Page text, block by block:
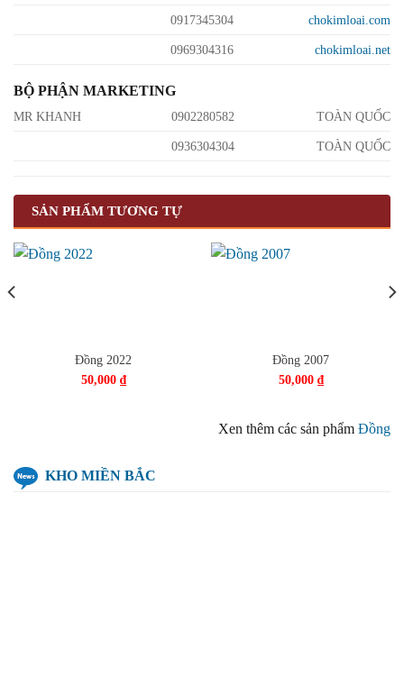
0917345304 chokimloai.com
0969304316 chokimloai.net
BỘ PHẬN MARKETING
MR KHANH 0902280582 TOÀN QUỐC
0936304304 TOÀN QUỐC
SẢN PHẨM TƯƠNG TỰ
Đồng 2022
50,000 ₫
Đồng 2007
50,000 ₫
Xen thêm các sản phẩm Đồng
KHO MIỀN BẮC